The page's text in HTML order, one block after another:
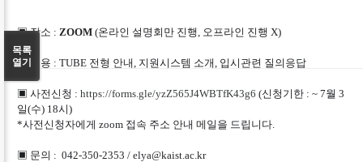
▣ 장소 : ZOOM (온라인 설명회만 진행, 오프라인 진행 X)
▣ 내용 : TUBE 전형 안내, 지원시스템 소개, 입시관련 질의응답
▣ 사전신청 :https://forms.gle/yzZ565J4WBTfK43g6 (신청기한 : ~ 7월 3
일(수) 18시)
*사전신청자에게 zoom 접속 주소 안내 메일을 드립니다.
▣ 문의 : 042-350-2353 /elya@kaist.ac.kr
목록
열기